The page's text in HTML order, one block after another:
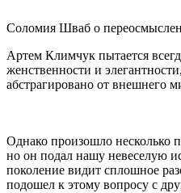
Соломия Шваб о
Артем Климчук пытается
женственности и
абстрагировано от внешнего
Однако произошло несколько
но он подал нашу невеселую
поколение видит сплошное
подошел к этому вопросу с